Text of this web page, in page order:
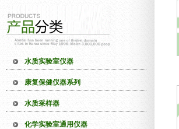
水质实验室仪器
康复保健仪器系列
水质采样器
化学实验室通用仪器